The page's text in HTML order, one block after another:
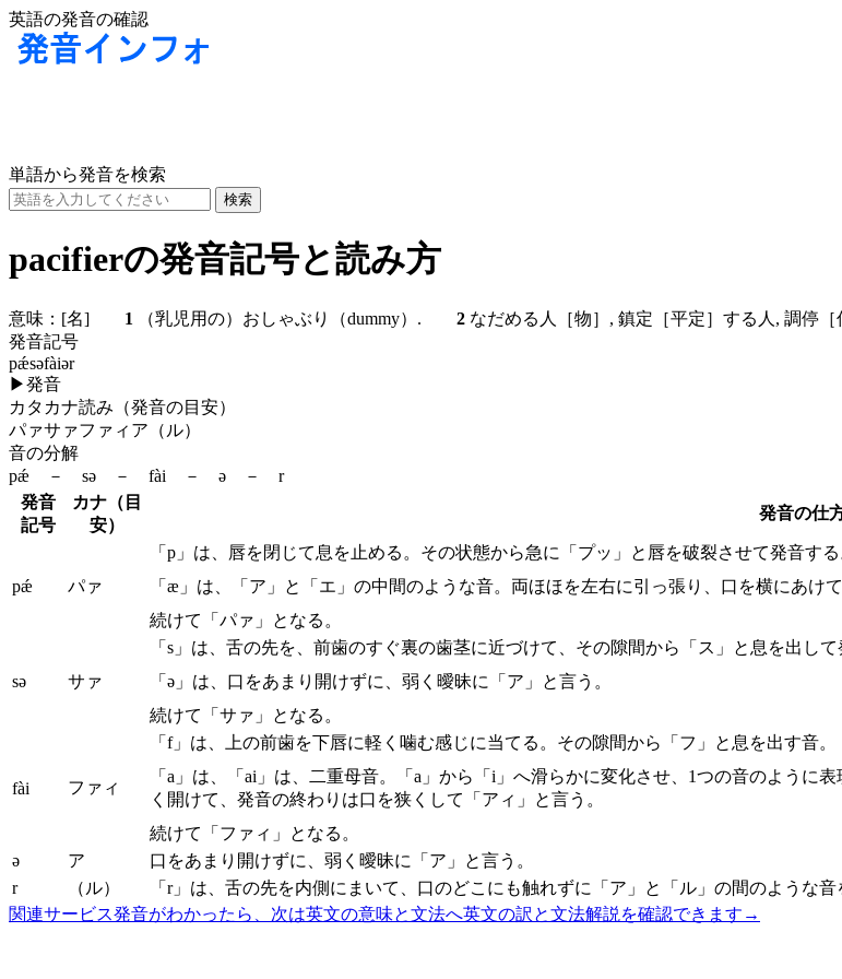
英語の発音の確認
単語から発音を検索
pacifierの発音記号と読み方
意味： [名] 1 （乳児用の）おしゃぶり（dummy）. 2 なだめる人［物］, 鎮定［平定］する人, 調停
発音記号
pǽsəfàiər
▶発音
カタカナ読み（発音の目安）
パァサァファィア（ル）
音の分解
pǽ － sə － fài － ə － r
発音
記号
カナ（目
安）
発音の仕
pǽ パァ
「p」は、唇を閉じて息を止める。その状態から急に「プッ」と唇を破裂させて発音す
「æ」は、「ア」と「エ」の中間のような音。両ほほを左右に引っ張り、口を横にあけ
続けて「パァ」となる。
sə サァ
「s」は、舌の先を、前歯のすぐ裏の歯茎に近づけて、その隙間から「ス」と息を出し
「ə」は、口をあまり開けずに、弱く曖昧に「ア」と言う。
続けて「サァ」となる。
fài ファィ
「f」は、上の前歯を下唇に軽く噛む感じに当てる。その隙間から「フ」と息を出す音
「a」は、「ai」は、二重母音。「a」から「i」へ滑らかに変化させ、1つの音のよう
く開けて、発音の終わりは口を狭くして「アィ」と言う。
続けて「ファィ」となる。
ə
ア
口をあまり開けずに、弱く曖昧に「ア」と言う。
r
（ル）
「r」は、舌の先を内側にまいて、口のどこにも触れずに「ア」と「ル」の間のような音
関連サービス発音がわかったら、次は英文の意味と文法へ英文の訳と文法解説を確認できます →